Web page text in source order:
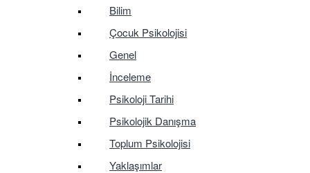
Bilim
Çocuk Psikolojisi
Genel
İnceleme
Psikoloji Tarihi
Psikolojik Danışma
Toplum Psikolojisi
Yaklaşımlar